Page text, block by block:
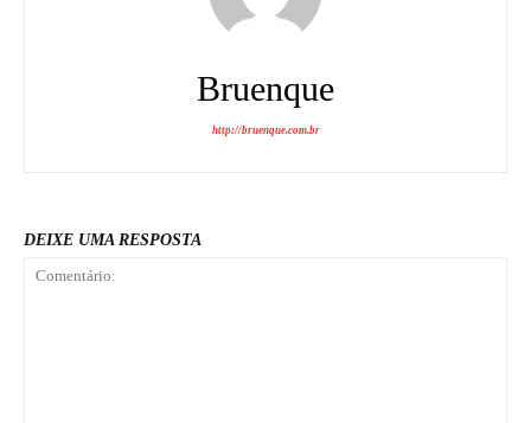
Bruenque
http://bruenque.com.br
DEIXE UMA RESPOSTA